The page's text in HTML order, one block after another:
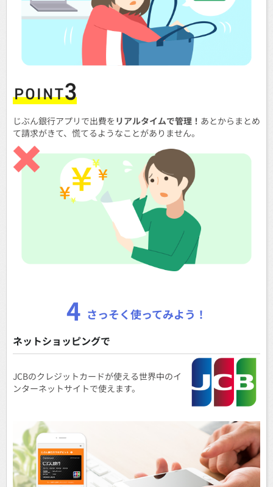
じぶん銀行アプリで出費をリアルタイムで管理！ あとからまとめ
て請求がきて、慌てるようなことがありません。
4 さっそく使ってみよう！
ネットショッピングで
JCBのクレジットカードが使える世界中のイ
ンターネットサイトで使えます。